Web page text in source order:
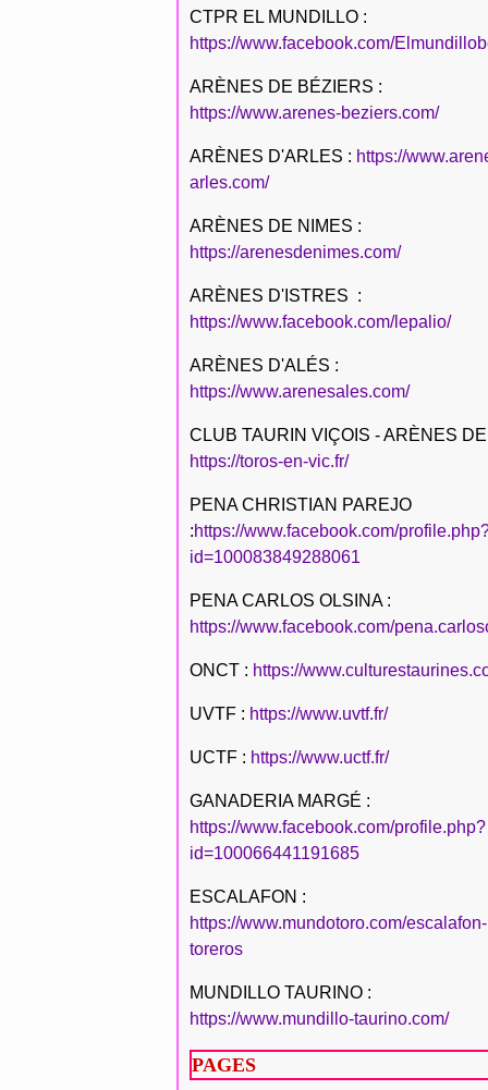
CTPR EL MUNDILLO :
https://www.facebook.com/
ARÈNES DE BÉZIERS :
https://www.arenes-beziers.com/
ARÈNES D'ARLES : https://
arles.com/
ARÈNES DE NIMES :
https://arenesdenimes.com/
ARÈNES D'ISTRES :
https://www.facebook.com/lepalio/
ARÈNES D'ALÉS :
https://www.arenesales.com/
CLUB TAURIN VIÇOIS - ARÈNES
https://toros-en-vic.fr/
PENA CHRISTIAN PAREJO
:https://www.facebook.com/
id=100083849288061
PENA CARLOS OLSINA :
https://www.facebook.com/
ONCT : https://
UVTF : https://www.uvtf.fr/
UCTF : https://www.uctf.fr/
GANADERIA MARGÉ :
https://www.facebook.com/profile.php?
id=100066441191685
ESCALAFON :
https://www.mundotoro.com/escalafon-
toreros
MUNDILLO TAURINO :
https://www.mundillo-taurino.com/
PAGES